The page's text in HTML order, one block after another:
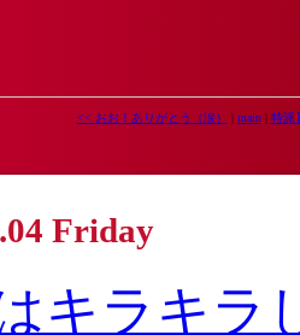
<< おお！ありがとう（涙） | main| 特派
Friday
キラキラ